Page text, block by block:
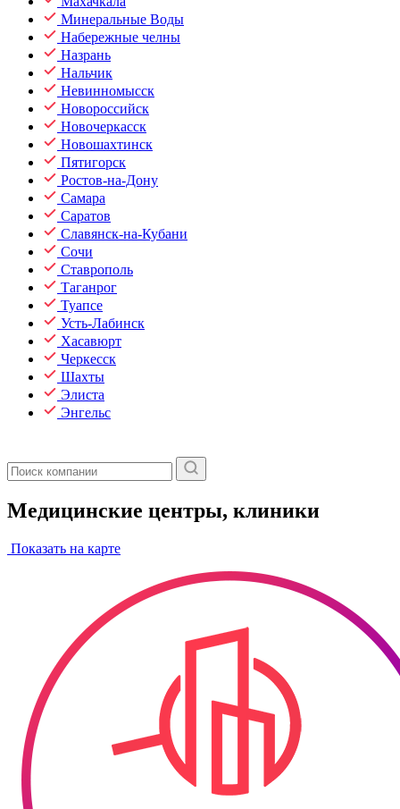
Минеральные Воды
Набережные челны
Назрань
Нальчик
Невинномысск
Новороссийск
Новочеркасск
Новошахтинск
Пятигорск
Ростов-на-Дону
Самара
Саратов
Славянск-на-Кубани
Сочи
Ставрополь
Таганрог
Туапсе
Усть-Лабинск
Хасавюрт
Черкесск
Шахты
Элиста
Энгельс
Медицинские центры, клиники
Показать на карте